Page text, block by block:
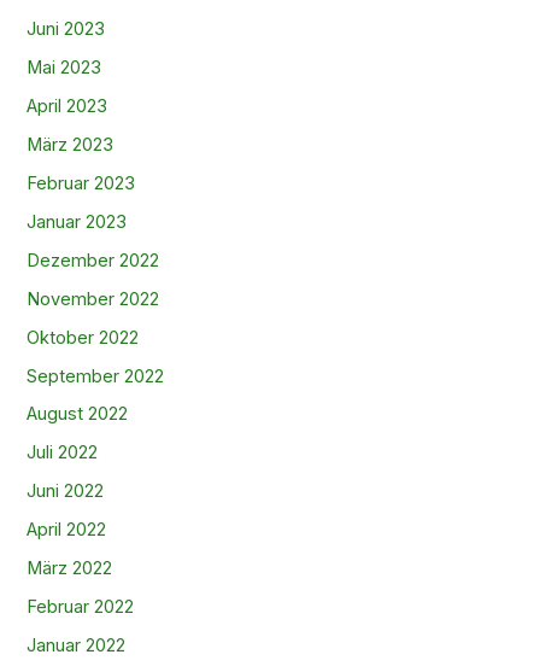
Juni 2023
Mai 2023
April 2023
März 2023
Februar 2023
Januar 2023
Dezember 2022
November 2022
Oktober 2022
September 2022
August 2022
Juli 2022
Juni 2022
April 2022
März 2022
Februar 2022
Januar 2022